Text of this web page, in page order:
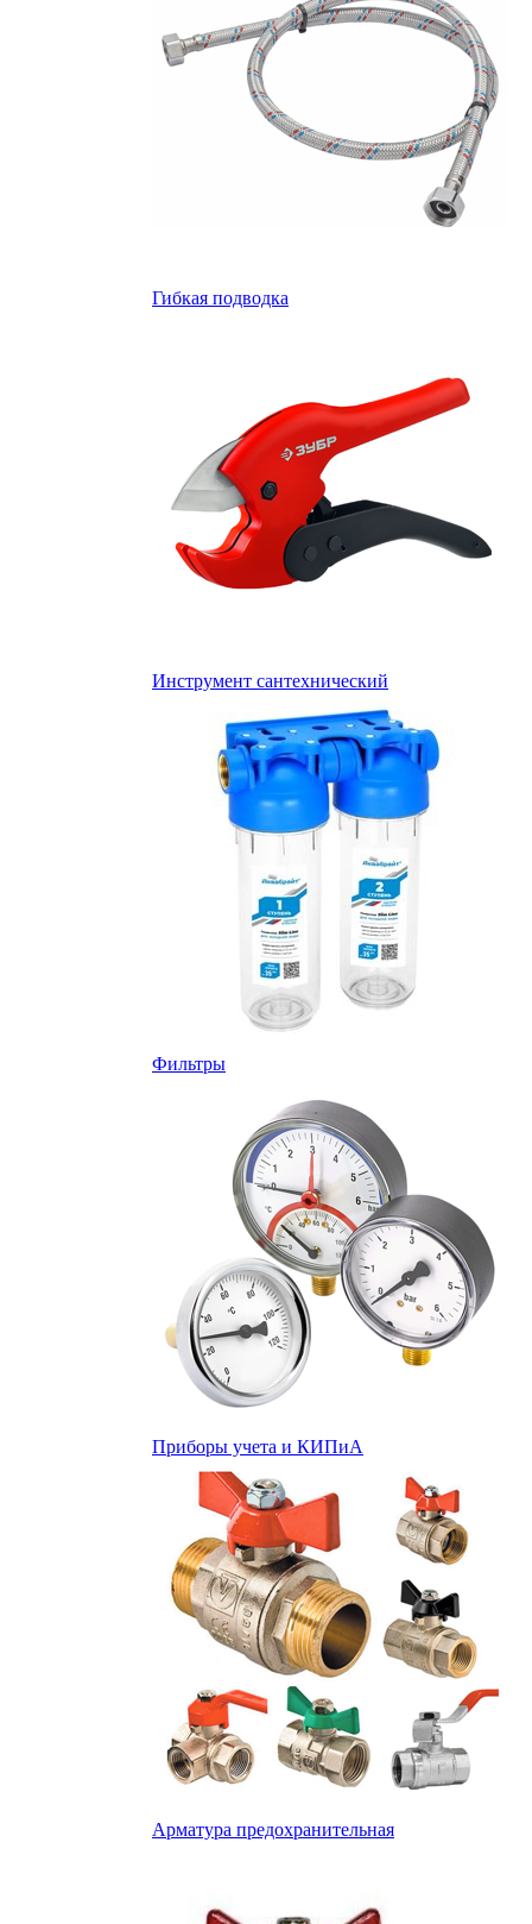
Гибкая подводка
Инструмент сантехнический
Фильтры
Приборы учета и КИПиА
Арматура предохранительная